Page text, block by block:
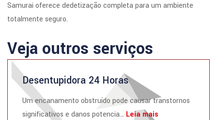
Samurai oferece dedetização completa para um ambiente
totalmente seguro.
Veja outros serviços
Desentupidora 24 Horas
Um encanamento obstruído pode causar transtornos
significativos e danos potencia... Leia mais